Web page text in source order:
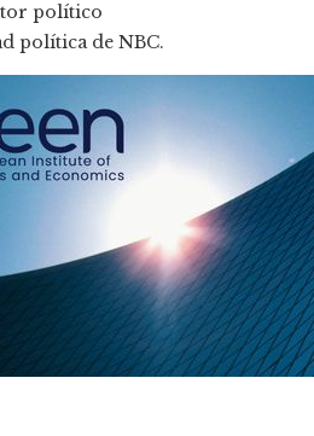
político
política de NBC.